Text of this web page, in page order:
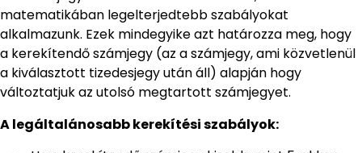
matematikában legelterjedtebb szabályokat
alkalmazunk. Ezek mindegyike azt határozza meg, hogy
a kerekítendő számjegy (az a számjegy, ami közvetlenül
a kiválasztott tizedesjegy után áll) alapján hogy
változtatjuk az utolsó megtartott számjegyet.
A legáltalánosabb kerekítési szabályok: